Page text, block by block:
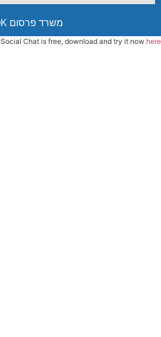
משרד פרסום OK
Social Chat is free, download and try it now here!